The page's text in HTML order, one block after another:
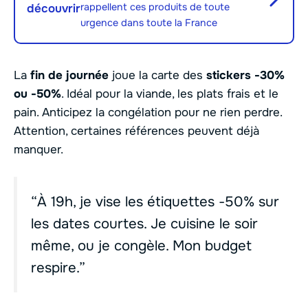
découvrirrappellent ces produits de toute
urgence dans toute la France
La fin de journée joue la carte des stickers -30%
ou -50%. Idéal pour la viande, les plats frais et le
pain. Anticipez la congélation pour ne rien perdre.
Attention, certaines références peuvent déjà
manquer.
“À 19h, je vise les étiquettes -50% sur
les dates courtes. Je cuisine le soir
même, ou je congèle. Mon budget
respire.”